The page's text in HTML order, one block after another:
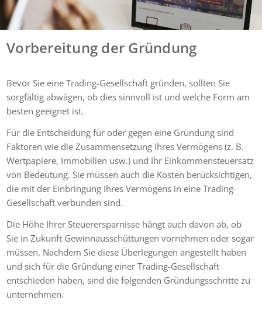
Vorbereitung der Gründung
Bevor Sie eine Trading-Gesellschaft gründen, sollten Sie
sorgfältig abwägen, ob dies sinnvoll ist und welche Form am
besten geeignet ist.
Für die Entscheidung für oder gegen eine Gründung sind
Faktoren wie die Zusammensetzung Ihres Vermögens (z. B.
Wertpapiere, Immobilien usw.) und Ihr Einkommensteuersatz
von Bedeutung. Sie müssen auch die Kosten berücksichtigen,
die mit der Einbringung Ihres Vermögens in eine Trading-
Gesellschaft verbunden sind.
Die Höhe Ihrer Steuerersparnisse hängt auch davon ab, ob
Sie in Zukunft Gewinnausschüttungen vornehmen oder sogar
müssen. Nachdem Sie diese Überlegungen angestellt haben
und sich für die Gründung einer Trading-Gesellschaft
entschieden haben, sind die folgenden Gründungsschritte zu
unternehmen.